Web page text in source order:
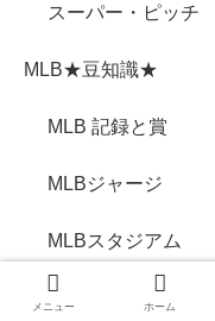
スーパー・ピッチ
MLB★豆知識★
MLB 記録と賞
MLBジャージ
MLBスタジアム
MLBワード
メニュー ホーム